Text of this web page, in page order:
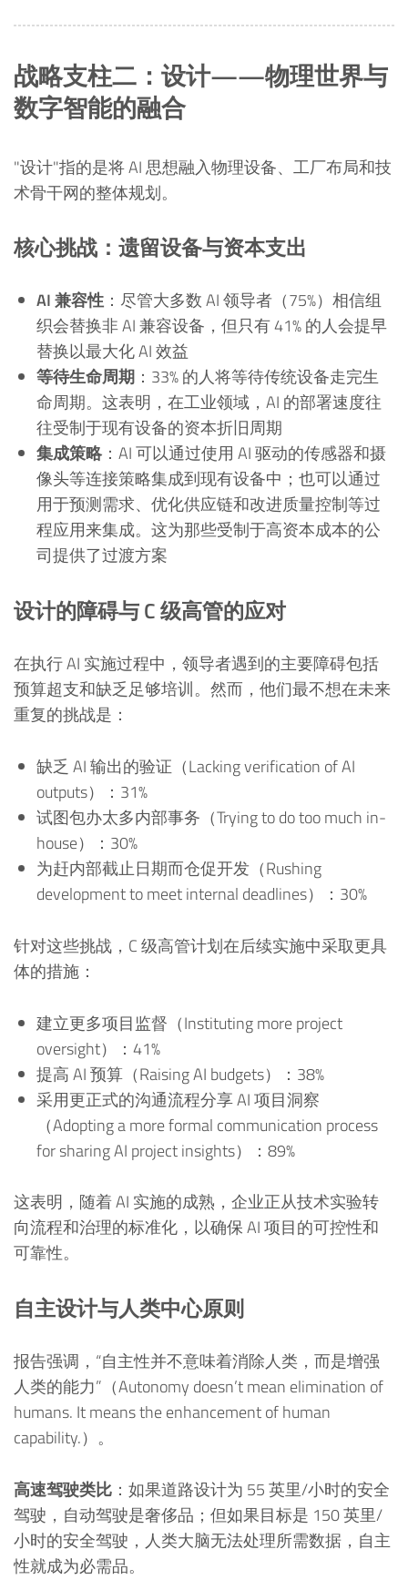
战略支柱二：设计——物理世界与
数字智能的融合
"设计"指的是将 AI 思想融入物理设备、工厂布局和技
术骨干网的整体规划。
核心挑战：遗留设备与资本支出
AI 兼容性 ：尽管大多数 AI 领导者（75%）相信组
织会替换非 AI 兼容设备，但只有 41% 的人会提早
替换以最大化 AI 效益
等待生命周期 ：33% 的人将等待传统设备走完生
命周期。这表明，在工业领域，AI 的部署速度往
往受制于现有设备的资本折旧周期
集成策略 ：AI 可以通过使用 AI 驱动的传感器和摄
像头等连接策略集成到现有设备中；也可以通过
用于预测需求、优化供应链和改进质量控制等过
程应用来集成。这为那些受制于高资本成本的公
司提供了过渡方案
设计的障碍与 C 级高管的应对
在执行 AI 实施过程中，领导者遇到的主要障碍包括
预算超支和缺乏足够培训。然而，他们最不想在未来
重复的挑战是：
缺乏 AI 输出的验证（Lacking verification of AI
outputs）：31%
试图包办太多内部事务（Trying to do too much in-
house）：30%
为赶内部截止日期而仓促开发（Rushing
development to meet internal deadlines）：30%
针对这些挑战，C 级高管计划在后续实施中采取更具
体的措施：
建立更多项目监督（Instituting more project
oversight）：41%
提高 AI 预算（Raising AI budgets）：38%
采用更正式的沟通流程分享 AI 项目洞察
（Adopting a more formal communication process
for sharing AI project insights）：89%
这表明，随着 AI 实施的成熟，企业正从技术实验转
向流程和治理的标准化，以确保 AI 项目的可控性和
可靠性。
自主设计与人类中心原则
报告强调，“自主性并不意味着消除人类，而是增强
人类的能力”（Autonomy doesn’t mean elimination of
humans. It means the enhancement of human
capability.）。
高速驾驶类比 ：如果道路设计为 55 英里/小时的安全
驾驶，自动驾驶是奢侈品；但如果目标是 150 英里/
小时的安全驾驶，人类大脑无法处理所需数据，自主
性就成为必需品。